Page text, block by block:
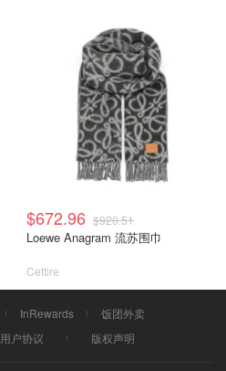
$672.96 $920.51
Loewe Anagram 流苏围巾
Cettire
InRewards
饭团外卖
用户协议 版权声明